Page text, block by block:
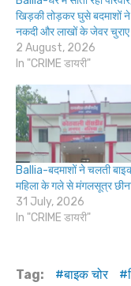
खिड़की तोड़कर घुसे बदमाशों ने
नकदी और लाखों के जेवर चुराए
2 August, 2026
In "CRIME डायरी"
Ballia-बदमाशों ने चलती
महिला के गले से मंगलसूत्र
31 July, 2026
In "CRIME डायरी"
Tag: बाइक चोर